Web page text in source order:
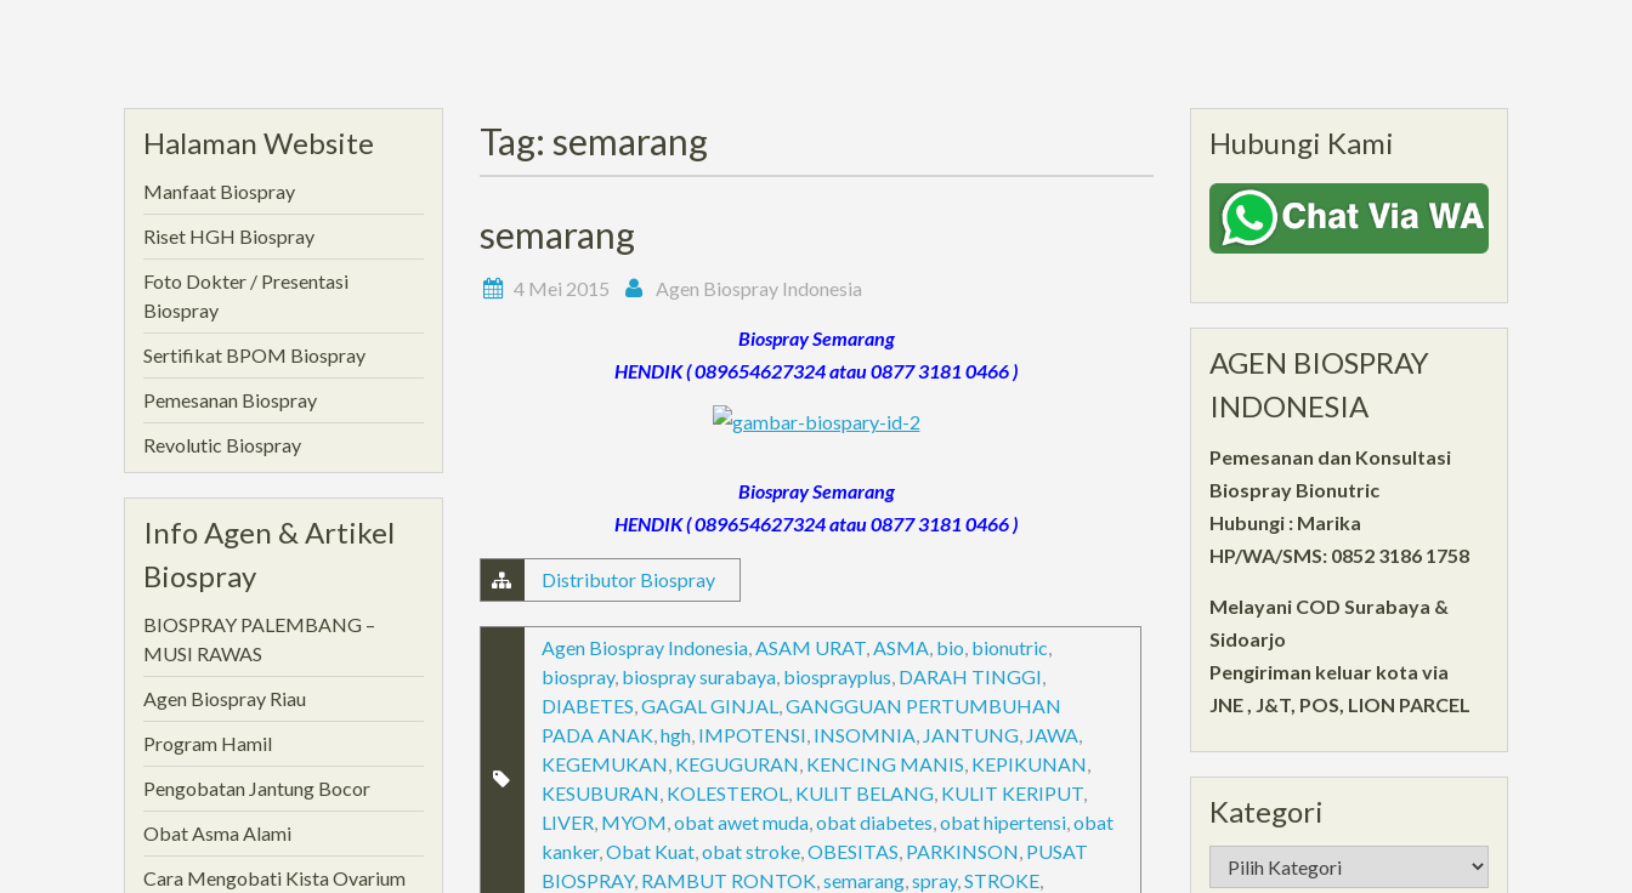
Tag: semarang
semarang
4 Mei 2015 Agen Biospray Indonesia
Biospray Semarang
HENDIK ( 089654627324 atau 0877 3181 0466 )
Biospray Semarang
HENDIK ( 089654627324 atau 0877 3181 0466 )
Distributor Biospray
Agen Biospray Indonesia,ASAM URAT,ASMA, bio, bionutric,
biospray, biospray surabaya, biosprayplus, DARAH TINGGI,
DIABETES,GAGAL GINJAL,GANGGUAN PERTUMBUHAN
PADA ANAK,hgh, IMPOTENSI, INSOMNIA, JANTUNG, JAWA,
KEGEMUKAN, KEGUGURAN, KENCING MANIS, KEPIKUNAN,
KESUBURAN, KOLESTEROL, KULIT BELANG, KULIT KERIPUT,
LIVER, MYOM,obat awet muda,obat diabetes,obat hipertensi,obat
kanker,Obat Kuat,obat stroke,OBESITAS, PARKINSON, PUSAT
BIOSPRAY, RAMBUT RONTOK,semarang,spray,STROKE,
Hubungi Kami
AGEN BIOSPRAY
INDONESIA
Pemesanan dan Konsultasi
Biospray Bionutric
Hubungi : Marika
HP/WA/SMS: 0852 3186 1758
Melayani COD Surabaya &
Sidoarjo
Pengiriman keluar kota via
JNE , J&T, POS, LION PARCEL
Kategori
Kategori
Halaman Website
Manfaat Biospray
Riset HGH Biospray
Foto Dokter / Presentasi
Biospray
Sertifikat BPOM Biospray
Pemesanan Biospray
Revolutic Biospray
Info Agen & Artikel
Biospray
BIOSPRAY PALEMBANG –
MUSI RAWAS
Agen Biospray Riau
Program Hamil
Pengobatan Jantung Bocor
Obat Asma Alami
Cara Mengobati Kista Ovarium